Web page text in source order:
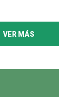
VER MÁS